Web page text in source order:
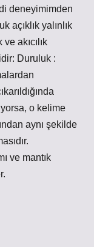
deneyimimden
açıklık yalınlık
akıcılık
Duruluk :
o kelime
aynı şekilde
ve mantık